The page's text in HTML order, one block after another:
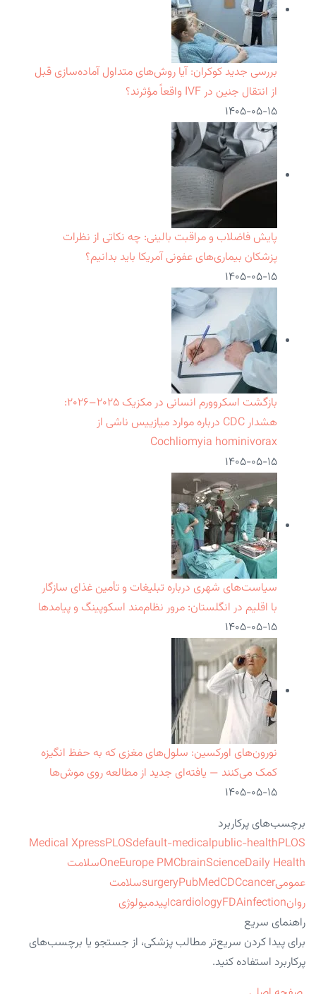
بررسی جدید کوکران: آیا روش‌های متداول آماده‌سازی قبل
از انتقال جنین در IVF واقعاً مؤثرند؟
۱۴۰۵-۰۵-۱۵
پایش فاضلاب و مراقبت بالینی: چه نکاتی از نظرات
پزشکان بیماری‌های عفونی آمریکا باید بدانیم؟
۱۴۰۵-۰۵-۱۵
بازگشت اسکروورم انسانی در مکزیک ۲۰۲۵–۲۰۲۶:
هشدار CDC درباره موارد میازییس ناشی از
Cochliomyia hominivorax
۱۴۰۵-۰۵-۱۵
سیاست‌های شهری درباره تبلیغات و تأمین غذای سازگار
با اقلیم در انگلستان: مرور نظام‌مند اسکوپینگ و پیامدها
۱۴۰۵-۰۵-۱۵
نورون‌های اورکسین: سلول‌های مغزی که به حفظ انگیزه
کمک می‌کنند — یافته‌ای جدید از مطالعه روی موش‌ها
۱۴۰۵-۰۵-۱۵
برچسب‌های پرکاربرد
Medical XpressPLOSdefault-medicalpublic-healthPLOS
OneEurope PMCbrainScienceDaily Health
سلامت
عمومی
surgeryPubMedCDCcancer
سلامت
روان
cardiologyFDAinfection
اپیدمیولوژی
راهنمای سریع
برای پیدا کردن سریع‌تر مطالب پزشکی، از جستجو یا برچسب‌های
پرکاربرد استفاده کنید.